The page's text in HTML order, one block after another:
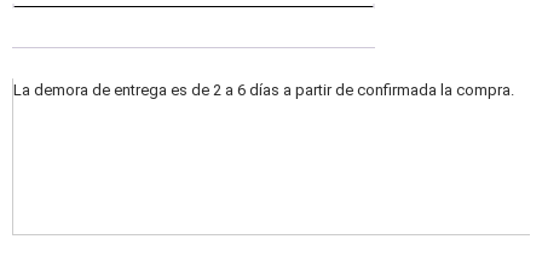
La demora de entrega es de 2 a 6 días a partir de confirmada la compra.